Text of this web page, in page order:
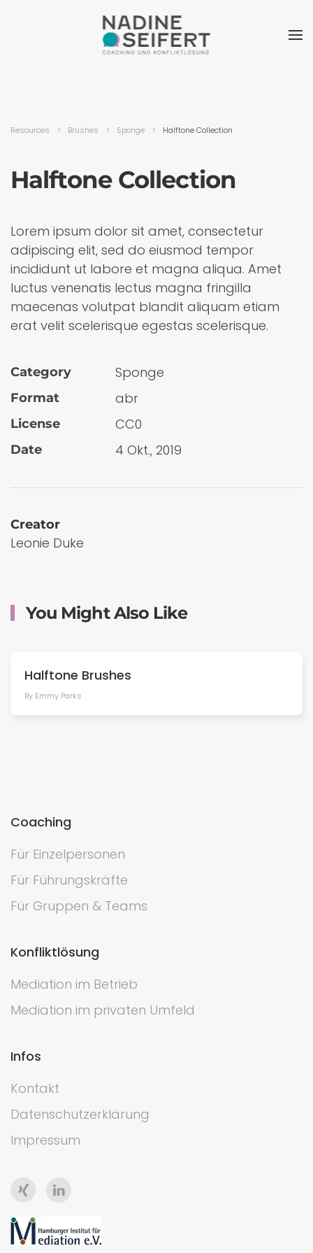
Resources Brushes Sponge Halftone Collection
Halftone Collection
Lorem ipsum dolor sit amet, consectetur
adipiscing elit, sed do eiusmod tempor
incididunt ut labore et magna aliqua. Amet
luctus venenatis lectus magna fringilla
maecenas volutpat blandit aliquam etiam
erat velit scelerisque egestas scelerisque.
Category Sponge
Format abr
License CC0
Date 4 Okt., 2019
Creator
Leonie Duke
You Might Also Like
Halftone Brushes
By Emmy Parks
Coaching
Für Einzelpersonen
Für Führungskräfte
Für Gruppen & Teams
Konfliktlösung
Mediation im Betrieb
Mediation im privaten Umfeld
Infos
Kontakt
Datenschutzerklärung
Impressum